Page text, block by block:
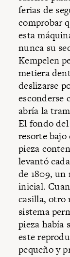
ferias de
comprobar
esta
nunca su
Kempelen
metiera
deslizarse
esconderse
abría la
El fondo
resorte bajo
pieza
levantó
de 1809, un
inicial.
casilla, otro
sistema
pieza había
este
pequeño y